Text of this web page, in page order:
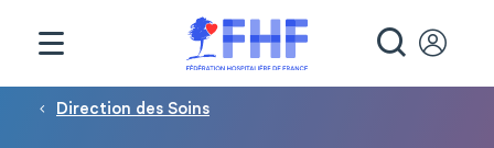
Fil d'Ariane
Direction des Soins
Panneau de gestion des cookies